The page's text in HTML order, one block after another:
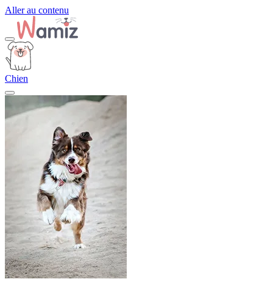
Aller au contenu
Chien